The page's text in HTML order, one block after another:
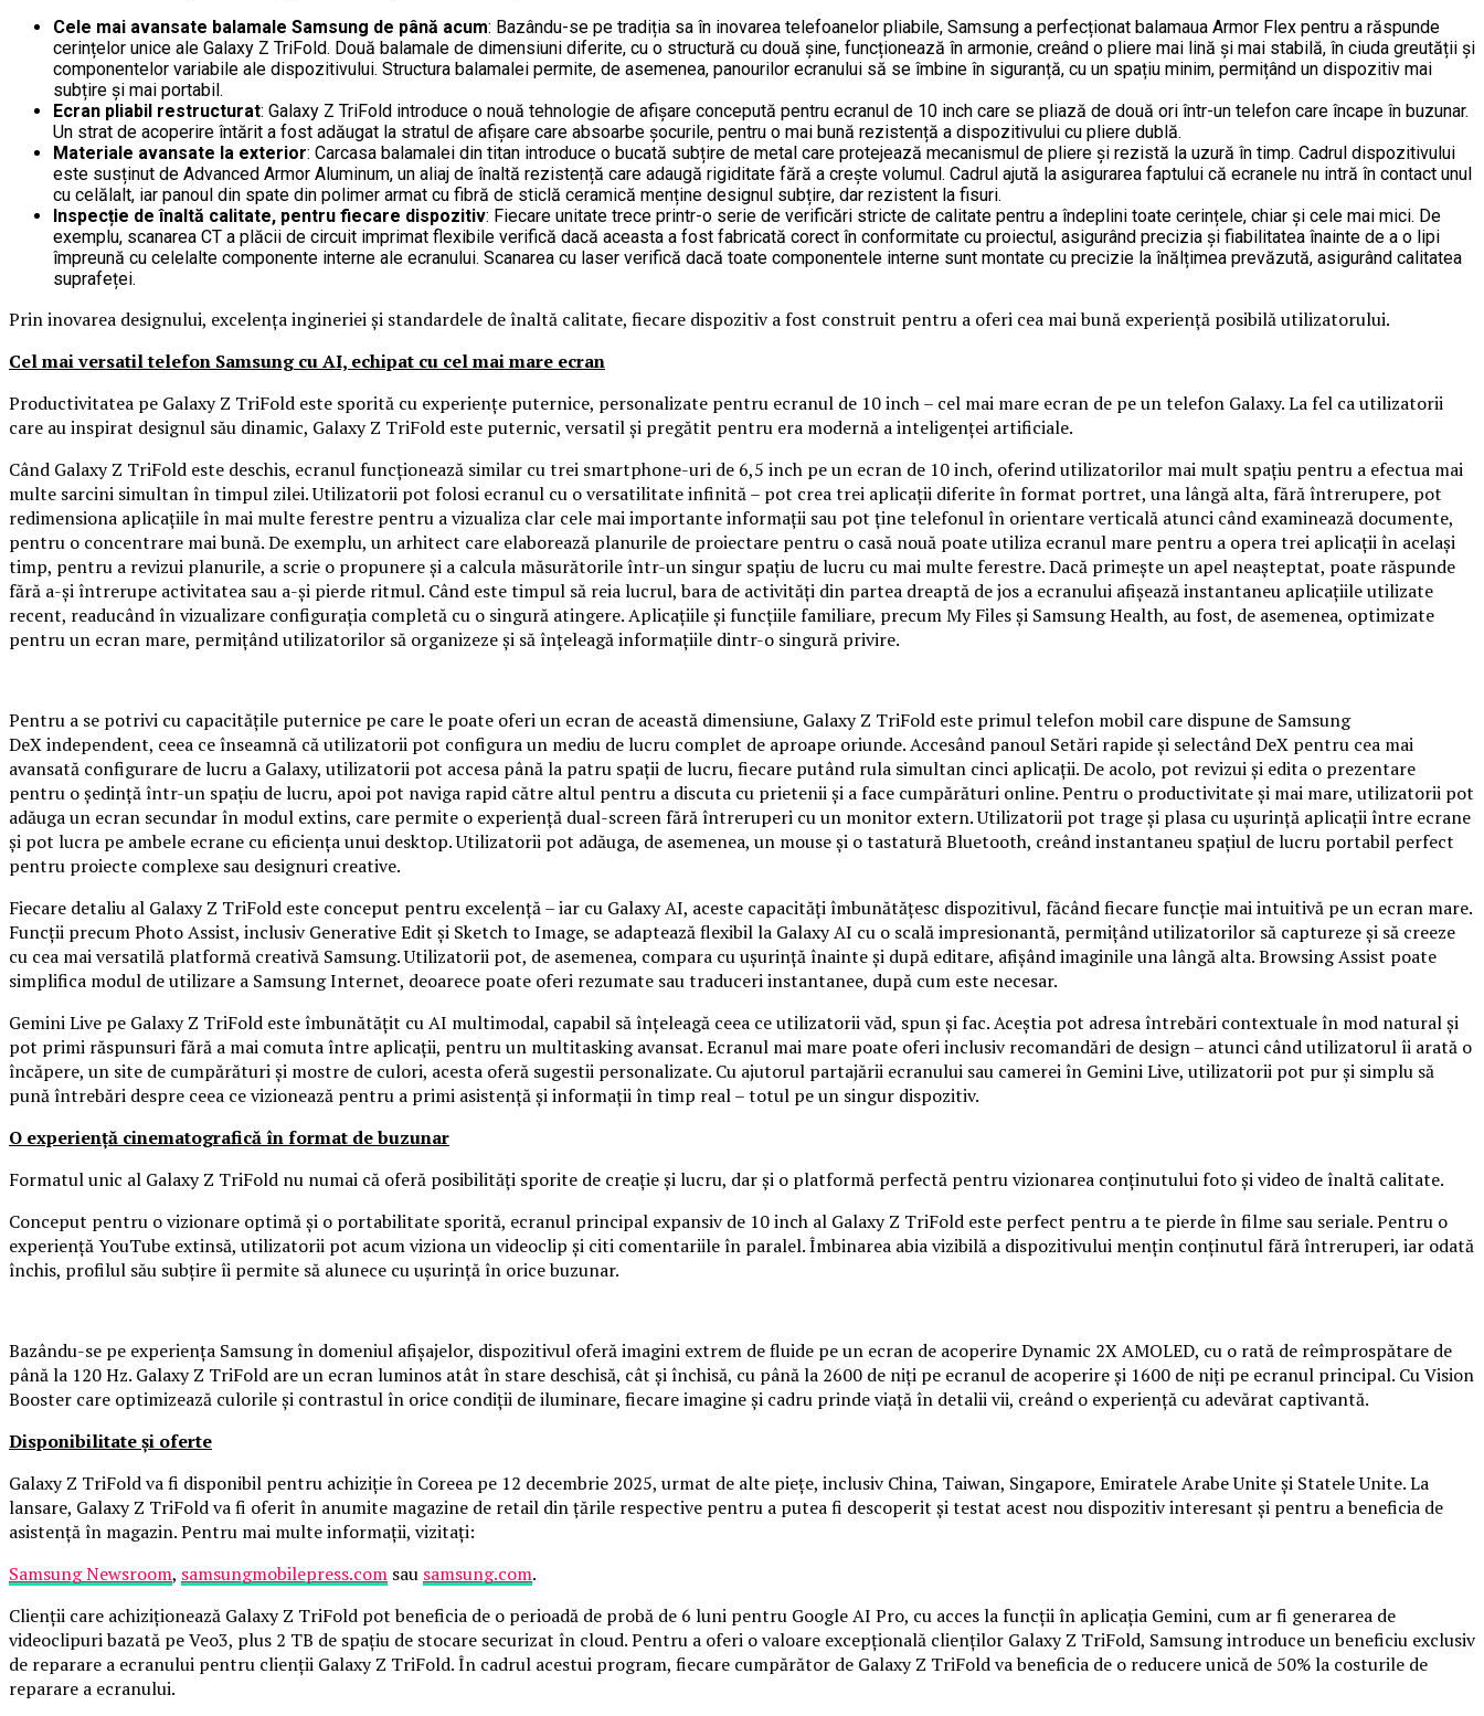
Cele mai avansate balamale Samsung de până acum: Bazându-se pe tradiția sa în inovarea telefoanelor pliabile, Samsung a perfecționat balamaua Armor Flex pentru a răspunde
cerințelor unice ale Galaxy Z TriFold. Două balamale de dimensiuni diferite, cu o structură cu două șine, funcționează în armonie, creând o pliere mai lină și mai stabilă, în ciuda greutății și
componentelor variabile ale dispozitivului. Structura balamalei permite, de asemenea, panourilor ecranului să se îmbine în siguranță, cu un spațiu minim, permițând un dispozitiv mai
subțire și mai portabil.
Ecran pliabil restructurat: Galaxy Z TriFold introduce o nouă tehnologie de afișare concepută pentru ecranul de 10 inch care se pliază de două ori într-un telefon care încape în buzunar.
Un strat de acoperire întărit a fost adăugat la stratul de afișare care absoarbe șocurile, pentru o mai bună rezistență a dispozitivului cu pliere dublă.
Materiale avansate la exterior: Carcasa balamalei din titan introduce o bucată subțire de metal care protejează mecanismul de pliere și rezistă la uzură în timp. Cadrul dispozitivului
este susținut de Advanced Armor Aluminum, un aliaj de înaltă rezistență care adaugă rigiditate fără a crește volumul. Cadrul ajută la asigurarea faptului că ecranele nu intră în contact unul
cu celălalt, iar panoul din spate din polimer armat cu fibră de sticlă ceramică menține designul subțire, dar rezistent la fisuri.
Inspecție de înaltă calitate, pentru fiecare dispozitiv: Fiecare unitate trece printr-o serie de verificări stricte de calitate pentru a îndeplini toate cerințele, chiar și cele mai mici. De
exemplu, scanarea CT a plăcii de circuit imprimat flexibile verifică dacă aceasta a fost fabricată corect în conformitate cu proiectul, asigurând precizia și fiabilitatea înainte de a o lipi
împreună cu celelalte componente interne ale ecranului. Scanarea cu laser verifică dacă toate componentele interne sunt montate cu precizie la înălțimea prevăzută, asigurând calitatea
suprafeței.
Prin inovarea designului, excelența ingineriei și standardele de înaltă calitate, fiecare dispozitiv a fost construit pentru a oferi cea mai bună experiență posibilă utilizatorului.
Cel mai versatil telefon Samsung cu AI, echipat cu cel mai mare ecran
Productivitatea pe Galaxy Z TriFold este sporită cu experiențe puternice, personalizate pentru ecranul de 10 inch – cel mai mare ecran de pe un telefon Galaxy. La fel ca utilizatorii
care au inspirat designul său dinamic, Galaxy Z TriFold este puternic, versatil și pregătit pentru era modernă a inteligenței artificiale.
Când Galaxy Z TriFold este deschis, ecranul funcționează similar cu trei smartphone-uri de 6,5 inch pe un ecran de 10 inch, oferind utilizatorilor mai mult spațiu pentru a efectua mai
multe sarcini simultan în timpul zilei. Utilizatorii pot folosi ecranul cu o versatilitate infinită – pot crea trei aplicații diferite în format portret, una lângă alta, fără întrerupere, pot
redimensiona aplicațiile în mai multe ferestre pentru a vizualiza clar cele mai importante informații sau pot ține telefonul în orientare verticală atunci când examinează documente,
pentru o concentrare mai bună. De exemplu, un arhitect care elaborează planurile de proiectare pentru o casă nouă poate utiliza ecranul mare pentru a opera trei aplicații în același
timp, pentru a revizui planurile, a scrie o propunere și a calcula măsurătorile într-un singur spațiu de lucru cu mai multe ferestre. Dacă primește un apel neașteptat, poate răspunde
fără a-și întrerupe activitatea sau a-și pierde ritmul. Când este timpul să reia lucrul, bara de activități din partea dreaptă de jos a ecranului afișează instantaneu aplicațiile utilizate
recent, readucând în vizualizare configurația completă cu o singură atingere. Aplicațiile și funcțiile familiare, precum My Files și Samsung Health, au fost, de asemenea, optimizate
pentru un ecran mare, permițând utilizatorilor să organizeze și să înțeleagă informațiile dintr-o singură privire.
Pentru a se potrivi cu capacitățile puternice pe care le poate oferi un ecran de această dimensiune, Galaxy Z TriFold este primul telefon mobil care dispune de Samsung
DeX independent, ceea ce înseamnă că utilizatorii pot configura un mediu de lucru complet de aproape oriunde. Accesând panoul Setări rapide și selectând DeX pentru cea mai
avansată configurare de lucru a Galaxy, utilizatorii pot accesa până la patru spații de lucru, fiecare putând rula simultan cinci aplicații. De acolo, pot revizui și edita o prezentare
pentru o ședință într-un spațiu de lucru, apoi pot naviga rapid către altul pentru a discuta cu prietenii și a face cumpărături online. Pentru o productivitate și mai mare, utilizatorii pot
adăuga un ecran secundar în modul extins, care permite o experiență dual-screen fără întreruperi cu un monitor extern. Utilizatorii pot trage și plasa cu ușurință aplicații între ecrane
și pot lucra pe ambele ecrane cu eficiența unui desktop. Utilizatorii pot adăuga, de asemenea, un mouse și o tastatură Bluetooth, creând instantaneu spațiul de lucru portabil perfect
pentru proiecte complexe sau designuri creative.
Fiecare detaliu al Galaxy Z TriFold este conceput pentru excelență – iar cu Galaxy AI, aceste capacități îmbunătățesc dispozitivul, făcând fiecare funcție mai intuitivă pe un ecran mare.
Funcții precum Photo Assist, inclusiv Generative Edit și Sketch to Image, se adaptează flexibil la Galaxy AI cu o scală impresionantă, permițând utilizatorilor să captureze și să creeze
cu cea mai versatilă platformă creativă Samsung. Utilizatorii pot, de asemenea, compara cu ușurință înainte și după editare, afișând imaginile una lângă alta. Browsing Assist poate
simplifica modul de utilizare a Samsung Internet, deoarece poate oferi rezumate sau traduceri instantanee, după cum este necesar.
Gemini Live pe Galaxy Z TriFold este îmbunătățit cu AI multimodal, capabil să înțeleagă ceea ce utilizatorii văd, spun și fac. Aceștia pot adresa întrebări contextuale în mod natural și
pot primi răspunsuri fără a mai comuta între aplicații, pentru un multitasking avansat. Ecranul mai mare poate oferi inclusiv recomandări de design – atunci când utilizatorul îi arată o
încăpere, un site de cumpărături și mostre de culori, acesta oferă sugestii personalizate. Cu ajutorul partajării ecranului sau camerei în Gemini Live, utilizatorii pot pur și simplu să
pună întrebări despre ceea ce vizionează pentru a primi asistență și informații în timp real – totul pe un singur dispozitiv.
O experiență cinematografică în format de buzunar
Formatul unic al Galaxy Z TriFold nu numai că oferă posibilități sporite de creație și lucru, dar și o platformă perfectă pentru vizionarea conținutului foto și video de înaltă calitate.
Conceput pentru o vizionare optimă și o portabilitate sporită, ecranul principal expansiv de 10 inch al Galaxy Z TriFold este perfect pentru a te pierde în filme sau seriale. Pentru o
experiență YouTube extinsă, utilizatorii pot acum viziona un videoclip și citi comentariile în paralel. Îmbinarea abia vizibilă a dispozitivului mențin conținutul fără întreruperi, iar odată
închis, profilul său subțire îi permite să alunece cu ușurință în orice buzunar.
Bazându-se pe experiența Samsung în domeniul afișajelor, dispozitivul oferă imagini extrem de fluide pe un ecran de acoperire Dynamic 2X AMOLED, cu o rată de reîmprospătare de
până la 120 Hz. Galaxy Z TriFold are un ecran luminos atât în stare deschisă, cât și închisă, cu până la 2600 de niți pe ecranul de acoperire și 1600 de niți pe ecranul principal. Cu Vision
Booster care optimizează culorile și contrastul în orice condiții de iluminare, fiecare imagine și cadru prinde viață în detalii vii, creând o experiență cu adevărat captivantă.
Disponibilitate și oferte
Galaxy Z TriFold va fi disponibil pentru achiziție în Coreea pe 12 decembrie 2025, urmat de alte piețe, inclusiv China, Taiwan, Singapore, Emiratele Arabe Unite și Statele Unite. La
lansare, Galaxy Z TriFold va fi oferit în anumite magazine de retail din țările respective pentru a putea fi descoperit și testat acest nou dispozitiv interesant și pentru a beneficia de
asistență în magazin. Pentru mai multe informații, vizitați:
Samsung Newsroom, samsungmobilepress.com sau samsung.com.
Clienții care achiziționează Galaxy Z TriFold pot beneficia de o perioadă de probă de 6 luni pentru Google AI Pro, cu acces la funcții în aplicația Gemini, cum ar fi generarea de
videoclipuri bazată pe Veo3, plus 2 TB de spațiu de stocare securizat în cloud. Pentru a oferi o valoare excepțională clienților Galaxy Z TriFold, Samsung introduce un beneficiu exclusiv
de reparare a ecranului pentru clienții Galaxy Z TriFold. În cadrul acestui program, fiecare cumpărător de Galaxy Z TriFold va beneficia de o reducere unică de 50% la costurile de
reparare a ecranului.